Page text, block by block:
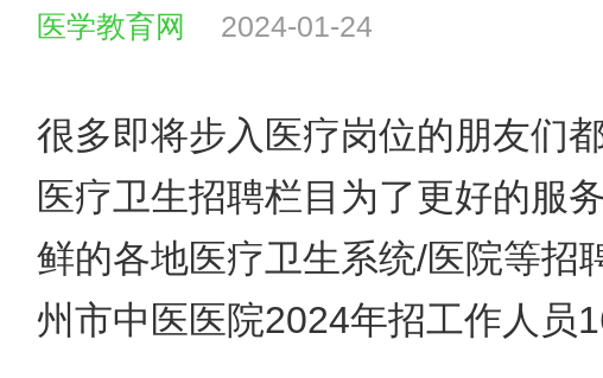
医学教育网 2024-01-24
很多即将步入医疗岗位的朋友们
医疗卫生招聘栏目为了更好的服
鲜的各地医疗卫生系统/医院等招
州市中医医院2024年招工作人员